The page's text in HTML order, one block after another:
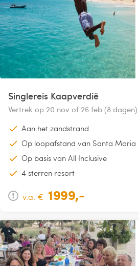
Singlereis Kaapverdië
Vertrek op 20 nov of 26 feb (8 dagen)
Aan het zandstrand
Op loopafstand van Santa Maria
Op basis van All Inclusive
4 sterren resort
v.a. € 1999,-